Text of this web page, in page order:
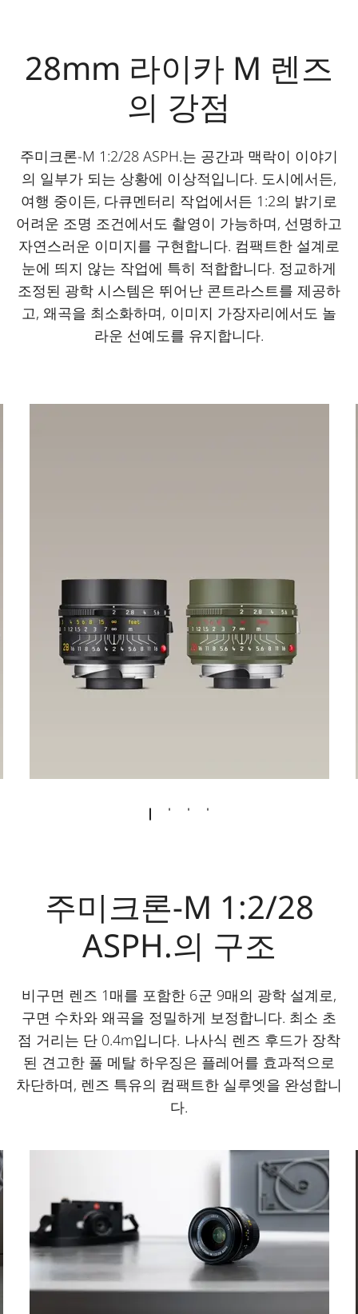
28mm 라이카 M 렌즈
의 강점
주미크론-M 1:2/28 ASPH.는 공간과 맥락이 이야기
의 일부가 되는 상황에 이상적입니다. 도시에서든,
여행 중이든, 다큐멘터리 작업에서든 1:2의 밝기로
어려운 조명 조건에서도 촬영이 가능하며, 선명하고
자연스러운 이미지를 구현합니다. 컴팩트한 설계로
눈에 띄지 않는 작업에 특히 적합합니다. 정교하게
조정된 광학 시스템은 뛰어난 콘트라스트를 제공하
고, 왜곡을 최소화하며, 이미지 가장자리에서도 놀
라운 선예도를 유지합니다.
주미크론-M 1:2/28
ASPH.의 구조
비구면 렌즈 1매를 포함한 6군 9매의 광학 설계로,
구면 수차와 왜곡을 정밀하게 보정합니다. 최소 초
점 거리는 단 0.4m입니다. 나사식 렌즈 후드가 장착
된 견고한 풀 메탈 하우징은 플레어를 효과적으로
차단하며, 렌즈 특유의 컴팩트한 실루엣을 완성합니
다.